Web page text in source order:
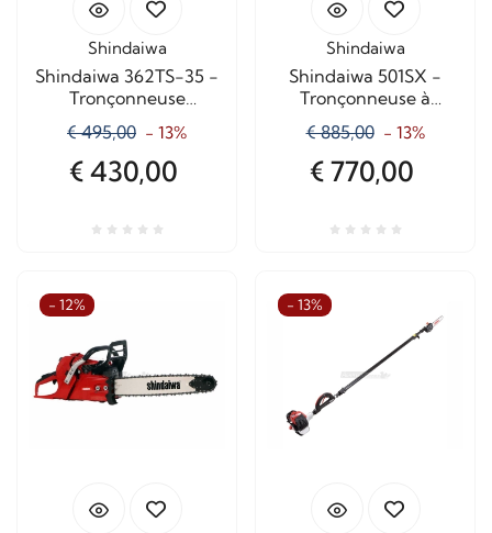
Shindaiwa
Shindaiwa 362TS-35 -
Tronçonneuse
avec lame de 35 cm
€ 495,00 - 13%
€ 430,00
Shindaiwa
Shindaiwa 501SX -
Tronçonneuse à
45 cm
€ 885,00 - 13%
€ 770,00
- 12% - 13%